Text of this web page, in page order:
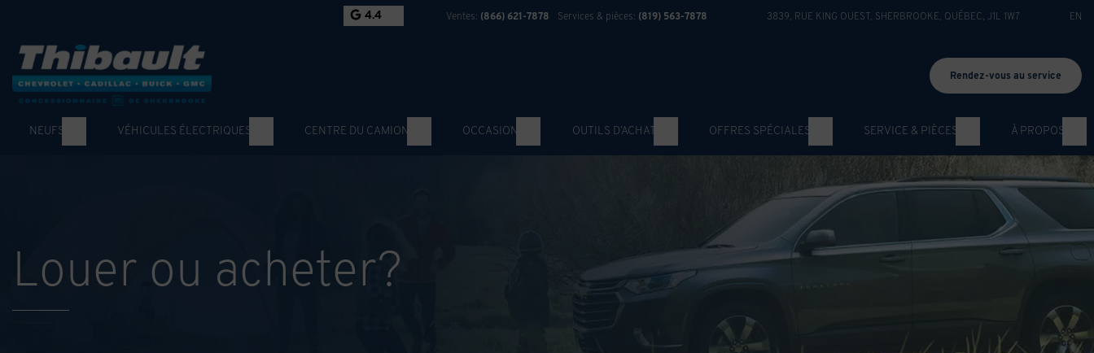
4.4 Ventes: (866) 621-7878 Services & pièces: (819) 563-7878 3839, RUE KING OUEST SHERBROOKE QUÉBEC J1L 1W7 EN
Rendez-vous au service
NEUFS VÉHICULES ÉLECTRIQUES CENTRE DU CAMION OCCASION OUTILS D’ACHAT OFFRES SPÉCIALES SERVICE & PIÈCES À PROPOS
Louer ou acheter?